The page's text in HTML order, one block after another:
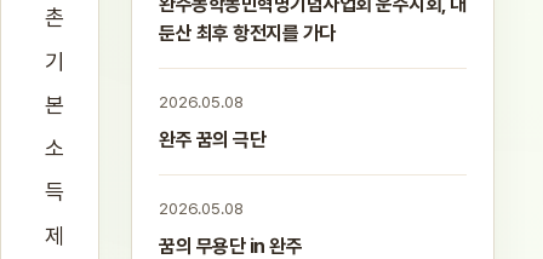
촌
기
본
소
득
제
둔산 최후 항전지를 가다
2026.05.08
완주 꿈의 극단
2026.05.08
꿈의 무용단 in 완주